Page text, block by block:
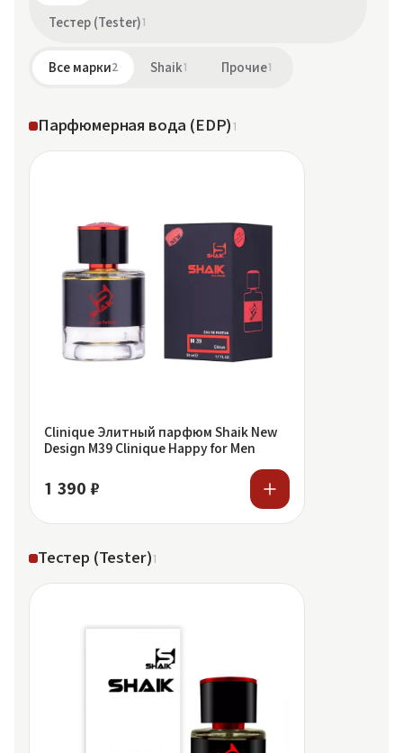
Тестер (Tester)1
Все марки2 Shaik1 Прочие1
Парфюмерная вода (EDP)1
Clinique Элитный парфюм Shaik New
Design M39 Clinique Happy for Men
1 390 ₽
Тестер (Tester)1